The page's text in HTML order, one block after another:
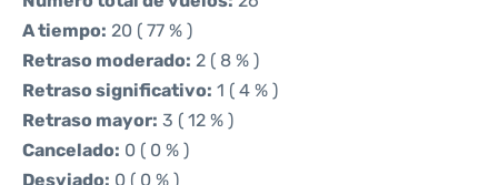
A tiempo: 20 ( 77 % )
Retraso moderado: 2 ( 8 % )
Retraso significativo: 1 ( 4 % )
Retraso mayor: 3 ( 12 % )
Cancelado: 0 ( 0 % )
Desviado: 0 ( 0 % )